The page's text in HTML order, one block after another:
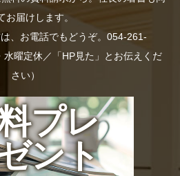
お届けします。
、お電話でもどうぞ。054-261-
曜定休／「HP見た」とお伝えくだ
さい）
プレ
ント